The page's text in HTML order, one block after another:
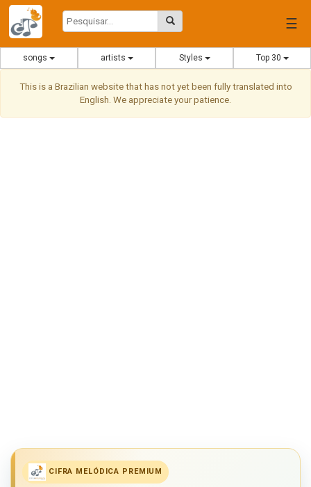
☰
songs artists Styles Top 30
This is a Brazilian website that has not yet been fully translated into
English. We appreciate your patience.
CIFRA MELÓDICA PREMIUM